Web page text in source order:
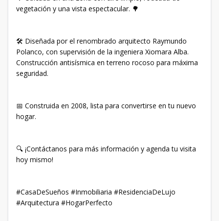
vegetación y una vista espectacular. 🌳
🛠 Diseñada por el renombrado arquitecto Raymundo
Polanco, con supervisión de la ingeniera Xiomara Alba.
Construcción antisísmica en terreno rocoso para máxima
seguridad.
📅 Construida en 2008, lista para convertirse en tu nuevo
hogar.
🔍 ¡Contáctanos para más información y agenda tu visita
hoy mismo!
#CasaDeSueños #Inmobiliaria #ResidenciaDeLujo
#Arquitectura #HogarPerfecto